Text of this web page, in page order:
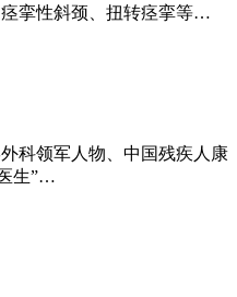
挛性斜颈、扭转痉挛等…
科领军人物、中国残疾人康
生”…